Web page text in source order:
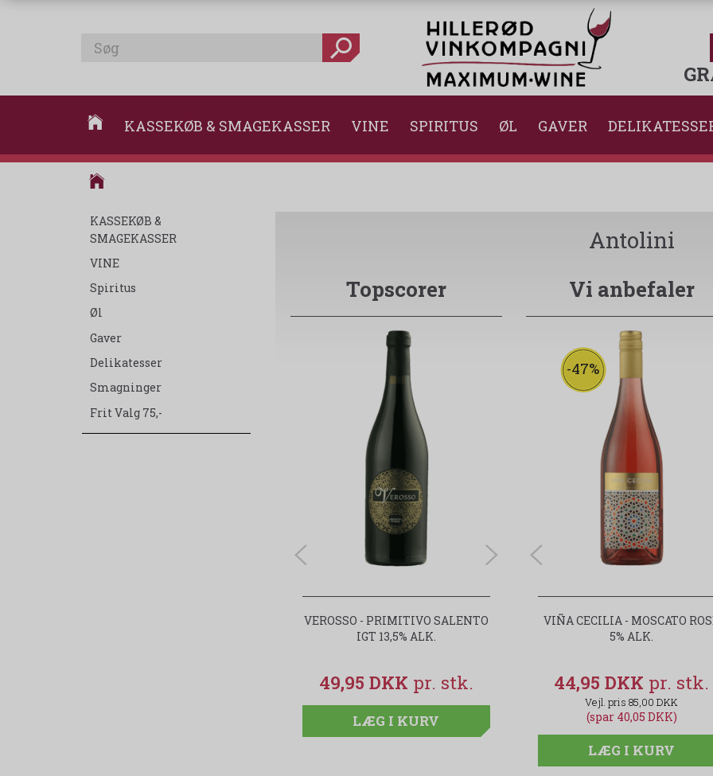
KASSEKØB & SMAGEKASSER VINE SPIRITUS ØL GAVER
KASSEKØB &
SMAGEKASSER
VINE
Spiritus
Øl
Gaver
Delikatesser
Smagninger
Frit Valg 75,-
Antolini
Topscorer
VEROSSO - PRIMITIVO SALENTO
IGT 13,5% ALK.
49,95 DKK
LÆG I KURV
-47%
VIÑA CECILIA - MOSCATO ROSÉ
5% ALK.
44,95 DKK
85,00 DKK
(spar 40,05 DKK)
LÆG I KURV
Vi anbefaler
-47%
VIÑA CECILIA - MOSCATO
5% ALK.
44,95 DKK
85,00 DKK
(spar 40,05 DKK)
LÆG I KURV